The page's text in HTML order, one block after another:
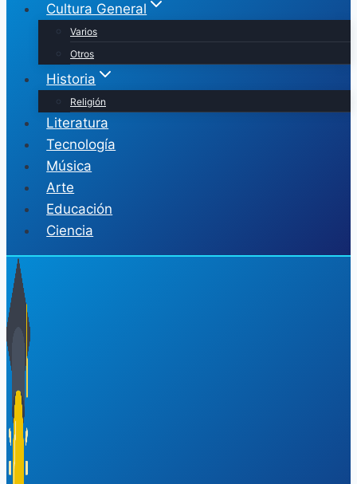
Cultura General
Varios
Otros
Historia
Religión
Literatura
Tecnología
Música
Arte
Educación
Ciencia